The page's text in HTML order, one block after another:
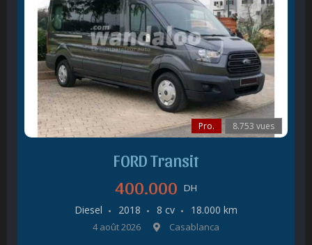
Pro. 8.753 vues
FORD Transit
400.000 DH
Diesel 2018 8 cv 18.000 km
4 août 2026 Casablanca